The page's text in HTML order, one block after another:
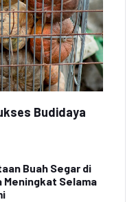
Budidaya
Buah Segar di
Selama